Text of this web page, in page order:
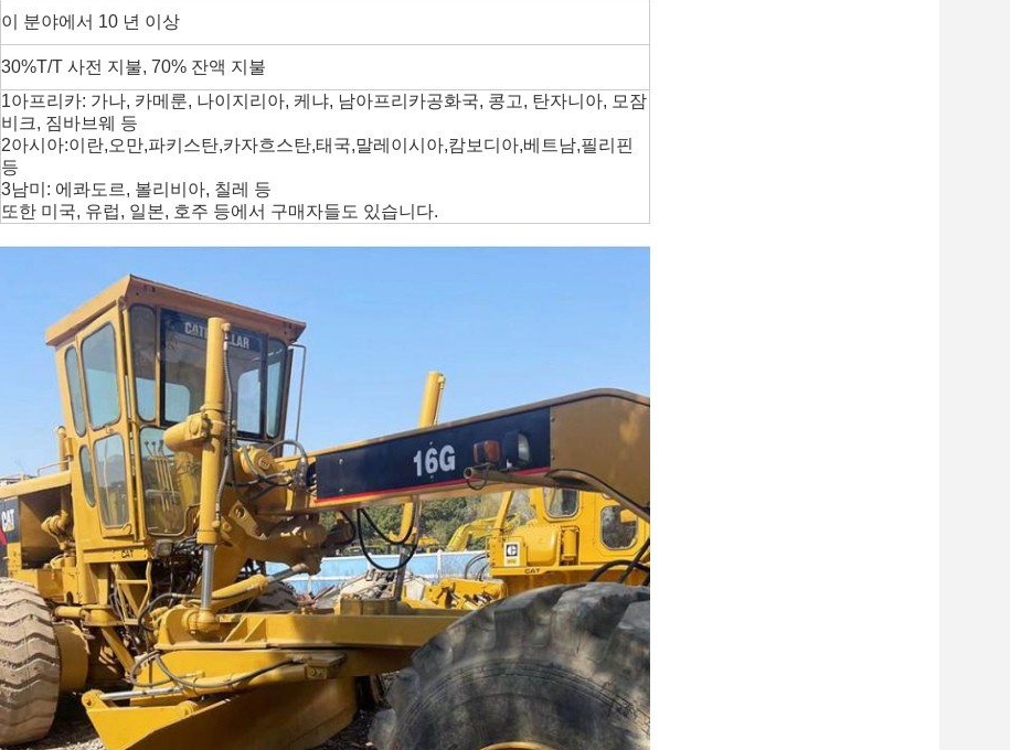
이 분야에서 10 년 이상
30%T/T 사전 지불, 70% 잔액 지불
1아프리카: 가나, 카메룬, 나이지리아, 케냐, 남아프리카공화국, 콩고, 탄자니아, 모잠
비크, 짐바브웨 등
2아시아:이란,오만,파키스탄,카자흐스탄,태국,말레이시아,캄보디아,베트남,필리핀
등
3남미: 에콰도르, 볼리비아, 칠레 등
또한 미국, 유럽, 일본, 호주 등에서 구매자들도 있습니다.